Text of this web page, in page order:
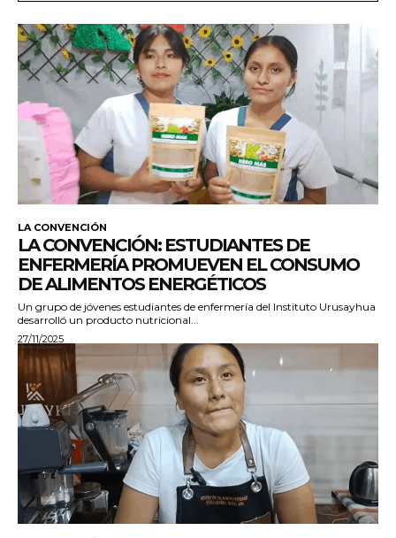
LA CONVENCIÓN
LA CONVENCIÓN: ESTUDIANTES DE
ENFERMERÍA PROMUEVEN EL CONSUMO
DE ALIMENTOS ENERGÉTICOS
Un grupo de jóvenes estudiantes de enfermería del Instituto Urusayhua
desarrolló un producto nutricional...
27/11/2025